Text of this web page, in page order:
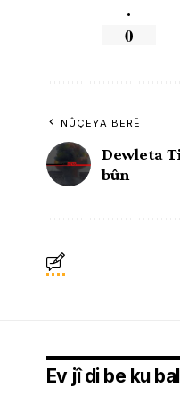
.
0
NÛÇEYA BERÊ
Dewleta
bûn
Ev jî di be ku